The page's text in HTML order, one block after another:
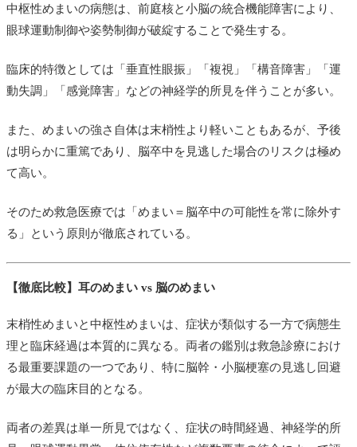
中枢性めまいの病態は、前庭核と小脳の統合機能障害により、
眼球運動制御や姿勢制御が破綻することで発生する。
臨床的特徴としては「垂直性眼振」「複視」「構音障害」「運
動失調」「感覚障害」などの神経学的所見を伴うことが多い。
また、めまいの強さ自体は末梢性より軽いこともあるが、予後
は明らかに重篤であり、脳卒中を見逃した場合のリスクは極め
て高い。
そのため救急医療では「めまい＝脳卒中の可能性を常に除外す
る」という原則が徹底されている。
【徹底比較】耳のめまい vs 脳のめまい
末梢性めまいと中枢性めまいは、症状が類似する一方で病態生
理と臨床経過は本質的に異なる。両者の鑑別は救急診療におけ
る最重要課題の一つであり、特に脳幹・小脳梗塞の見逃し回避
が最大の臨床目的となる。
両者の差異は単一所見ではなく、症状の時間経過、神経学的所